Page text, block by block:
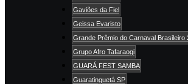
Gaviões da Fiel
Geissa Evaristo
Grande Prêmio do Carnaval Brasileiro
Grupo Afro Tafaraogi
GUARÁ FEST SAMBA
Guaratinguetá SP